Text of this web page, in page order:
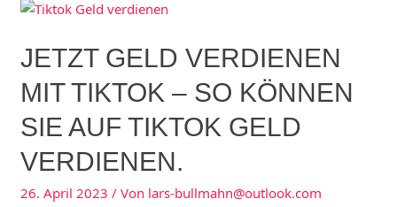
–
24
um
2023
Geld
zu
JETZT GELD VERDIENEN
MIT TIKTOK – SO KÖNNEN
SIE AUF TIKTOK GELD
VERDIENEN.
26. April 2023 / Von lars-bullmahn@outlook.com